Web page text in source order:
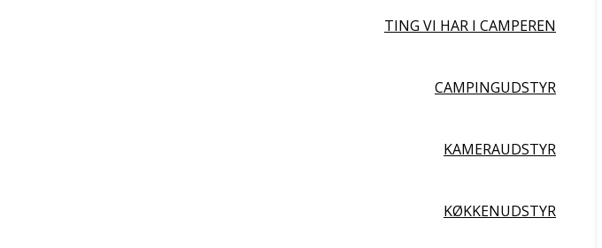
TING VI HAR I CAMPEREN
CAMPINGUDSTYR
KAMERAUDSTYR
KØKKENUDSTYR